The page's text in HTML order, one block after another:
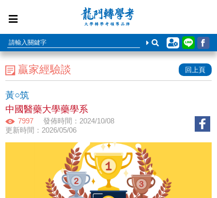
贏家經驗談 回上頁
黃○筑
中國醫藥大學藥學系
7997
發佈時間：2024/10/08
更新時間：2026/05/06